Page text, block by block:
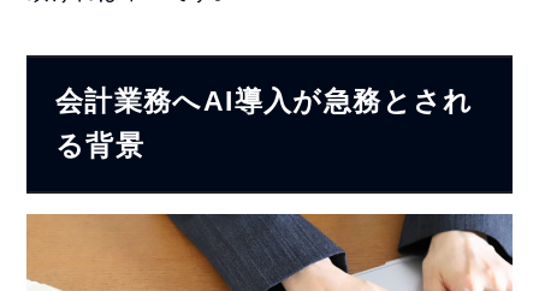
会計業務へAI導入が急務とされ
る背景